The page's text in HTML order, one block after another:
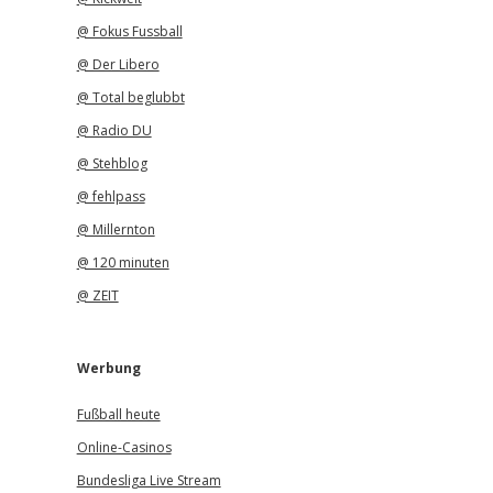
@ Fokus Fussball
@ Der Libero
@ Total beglubbt
@ Radio DU
@ Stehblog
@ fehlpass
@ Millernton
@ 120 minuten
@ ZEIT
Werbung
Fußball heute
Online-Casinos
Bundesliga Live Stream